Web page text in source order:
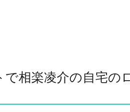
相楽凌介の自宅の